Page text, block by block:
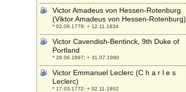
Victor Amadeus von Hessen-Rotenburg
(Viktor Amadeus von Hessen-Rotenburg)
* 02.09.1779; + 12.11.1834
Victor Cavendish-Bentinck, 9th Duke of
Portland
* 28.06.1897; + 31.07.1990
Victor Emmanuel Leclerc (C h a r l e s
Leclerc)
* 17.03.1772; + 02.11.1802